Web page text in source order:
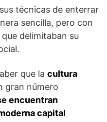
técnicas de enterrar
sencilla, pero con
delimitaban su
que la cultura
gran número
encuentran
capital